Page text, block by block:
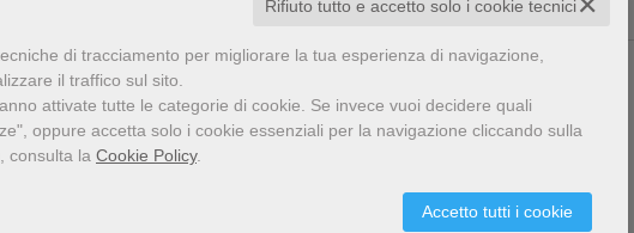
Rifiuto tutto e accetto solo i cookie tecnici
di tracciamento per migliorare la tua esperienza di navigazione,
il traffico sul sito.
attivate tutte le categorie di cookie. Se invece vuoi decidere quali
oppure accetta solo i cookie essenziali per la navigazione cliccando sulla
consulta la Cookie Policy.
Accetto tutti i cookie
Condividi